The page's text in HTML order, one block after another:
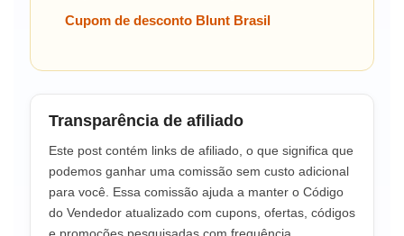
Cupom de desconto Blunt Brasil
Transparência de afiliado
Este post contém links de afiliado, o que significa que
podemos ganhar uma comissão sem custo adicional
para você. Essa comissão ajuda a manter o Código
do Vendedor atualizado com cupons, ofertas, códigos
e promoções pesquisadas com frequência.